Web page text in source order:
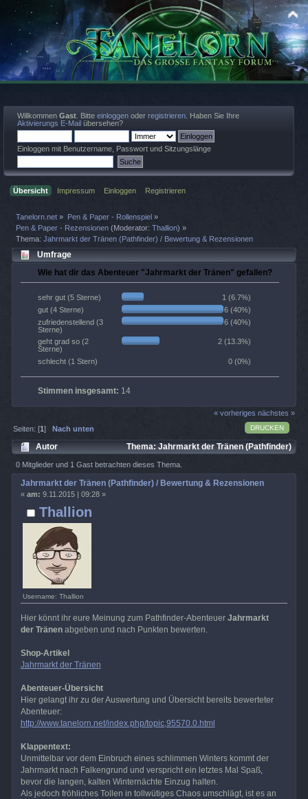
Willkommen Gast . Bitte einloggen oder registrieren . Haben Sie Ihre
Aktivierungs E-Mail übersehen?
Einloggen mit Benutzername, Passwort und Sitzungslänge
Übersicht Impressum Einloggen Registrieren
Tanelorn.net » Pen & Paper - Rollenspiel»
Pen & Paper - Rezensionen (Moderator:Thallion) »
Thema:Jahrmarkt der Tränen (Pathfinder) / Bewertung & Rezensionen
Umfrage
Wie hat dir das Abenteuer "Jahrmarkt der Tränen" gefallen?
sehr gut (5 Sterne)
1 (6.7%)
gut (4 Sterne)
6 (40%)
zufriedenstellend (3
Sterne)
6 (40%)
geht grad so (2
Sterne)
2 (13.3%)
schlecht (1 Stern) 0 (0%)
Stimmen insgesamt: 14
« vorheriges nächstes »
DRUCKEN
Seiten: [1]Nach unten
Autor
Thema: Jahrmarkt der Tränen (Pathfinder)
/ Bewertung & Rezensionen (Gelesen 4730 mal)
0 Mitglieder und 1 Gast betrachten dieses Thema.
Thallion
Username: Thallion
Jahrmarkt der Tränen (Pathfinder) / Bewertung & Rezensionen
« am: 9.11.2015 | 09:28 »
Hier könnt ihr eure Meinung zum Pathfinder-Abenteuer Jahrmarkt
der Tränenabgeben und nach Punkten bewerten.
Shop-Artikel
Jahrmarkt der Tränen
Abenteuer-Übersicht
Hier gelangt ihr zu der Auswertung und Übersicht bereits bewerteter
Abenteuer:
http://www.tanelorn.net/index.php/topic,95570.0.html
Klappentext:
Unmittelbar vor dem Einbruch eines schlimmen Winters kommt der
Jahrmarkt nach Falkengrund und verspricht ein letztes Mal Spaß,
bevor die langen, kalten Winternächte Einzug halten.
Als jedoch fröhliches Tollen in tollwütiges Chaos umschlägt, ist es an